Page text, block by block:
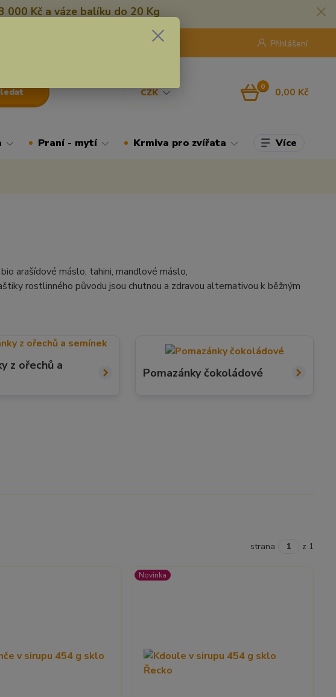
000 Kč a váze balíku do 20 Kg
CZK
Přihlášení
8:00 - 16:30
0 0,00 Kč
Praní - mytí Krmiva pro zvířata Více
arašídové máslo, tahini, mandlové máslo,
rostlinného původu jsou chutnou a zdravou alternativou k běžným
z ořechů a
Pomazánky čokoládové
strana z 1
Novinka